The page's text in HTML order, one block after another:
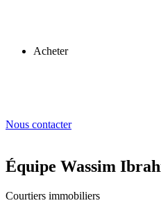
Acheter
Nous contacter
Équipe Wassim
Courtiers immobiliers